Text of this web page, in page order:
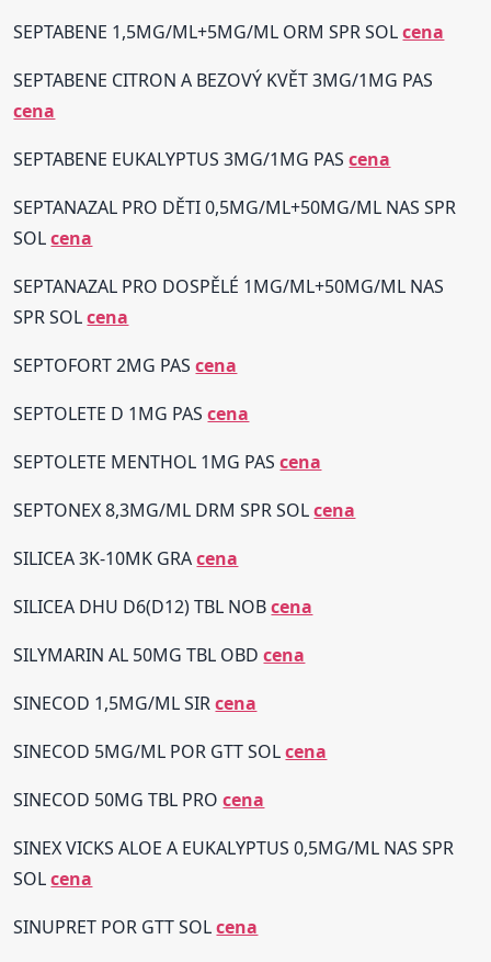
SEPTABENE 1,5MG/ML+5MG/ML ORM SPR SOLcena
SEPTABENE CITRON A BEZOVÝ KVĚT 3MG/1MG PAS
cena
SEPTABENE EUKALYPTUS 3MG/1MG PAScena
SEPTANAZAL PRO DĚTI 0,5MG/ML+50MG/ML NAS SPR
SOLcena
SEPTANAZAL PRO DOSPĚLÉ 1MG/ML+50MG/ML NAS
SPR SOLcena
SEPTOFORT 2MG PAScena
SEPTOLETE D 1MG PAScena
SEPTOLETE MENTHOL 1MG PAScena
SEPTONEX 8,3MG/ML DRM SPR SOLcena
SILICEA 3K-10MK GRAcena
SILICEA DHU D6(D12) TBL NOBcena
SILYMARIN AL 50MG TBL OBDcena
SINECOD 1,5MG/ML SIRcena
SINECOD 5MG/ML POR GTT SOLcena
SINECOD 50MG TBL PROcena
SINEX VICKS ALOE A EUKALYPTUS 0,5MG/ML NAS SPR
SOLcena
SINUPRET POR GTT SOLcena